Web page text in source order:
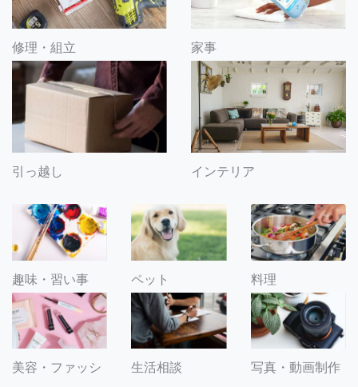
修理・組立 家事
引っ越し インテリア
趣味・習い事 ペット 料理
美容・ファッシ
生活相談 写真・動画制作